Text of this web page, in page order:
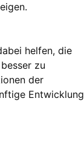
helfen, die
zu
der
Entwicklung